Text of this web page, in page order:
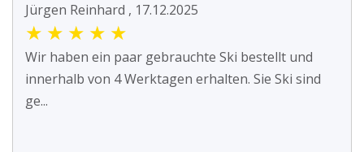
Jürgen Reinhard , 17.12.2025
★ ★ ★ ★ ★
Wir haben ein paar gebrauchte Ski bestellt und
innerhalb von 4 Werktagen erhalten. Sie Ski sind
ge...